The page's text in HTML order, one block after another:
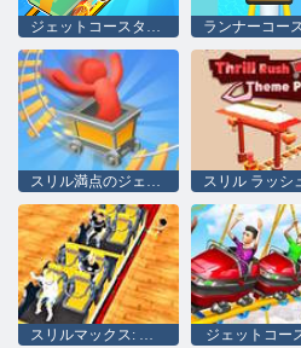
ジェットコースターラッシュ
スリルマックス: エクスプレス ジェットコー